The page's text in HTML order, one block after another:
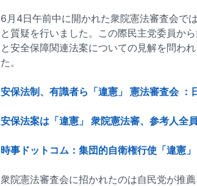
6月4日午前中に開かれた衆院憲法審査会で
と質疑を行いました。この際民主党委員か
と安全保障関連法案についての見解を問わ
た。
安保法制、有識者ら「違憲」 憲法審査会 ：
安保法案は「違憲」 衆院憲法審、参考人全
時事ドットコム：集団的自衛権行使「違憲
衆院憲法審査会に招かれたのは自民党が推